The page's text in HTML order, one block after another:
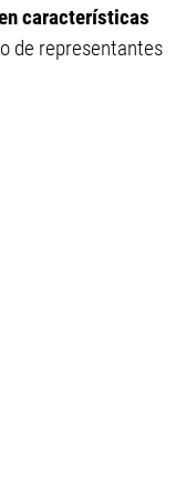
características
de representantes